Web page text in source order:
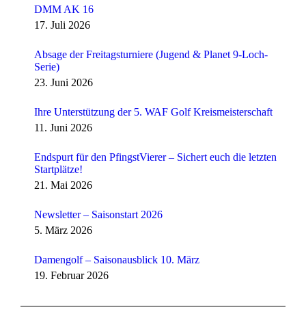
DMM AK 16
17. Juli 2026
Absage der Freitagsturniere (Jugend & Planet 9-Loch-
Serie)
23. Juni 2026
Ihre Unterstützung der 5. WAF Golf Kreismeisterschaft
11. Juni 2026
Endspurt für den PfingstVierer – Sichert euch die letzten
Startplätze!
21. Mai 2026
Newsletter – Saisonstart 2026
5. März 2026
Damengolf – Saisonausblick 10. März
19. Februar 2026